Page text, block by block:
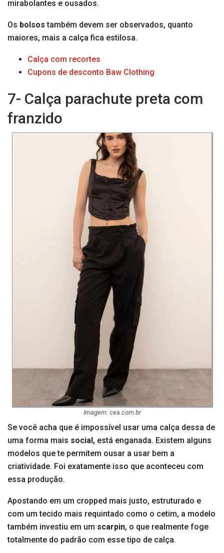
mirabolantes e ousados.
Os bolsos também devem ser observados, quanto
maiores, mais a calça fica estilosa.
Calça com recortes
Cupons de desconto Baw Clothing
7- Calça parachute preta com
franzido
Imagem: cea.com.br
Se você acha que é impossível usar uma calça dessa de
uma forma mais social, está enganada. Existem alguns
modelos que te permitem ousar a usar bem a
criatividade. Foi exatamente isso que aconteceu com
essa produção.
Apostando em um cropped mais justo, estruturado e
com um tecido mais requintado como o cetim, a modelo
também investiu em um scarpin, o que realmente foge
totalmente do padrão com esse tipo de calça.